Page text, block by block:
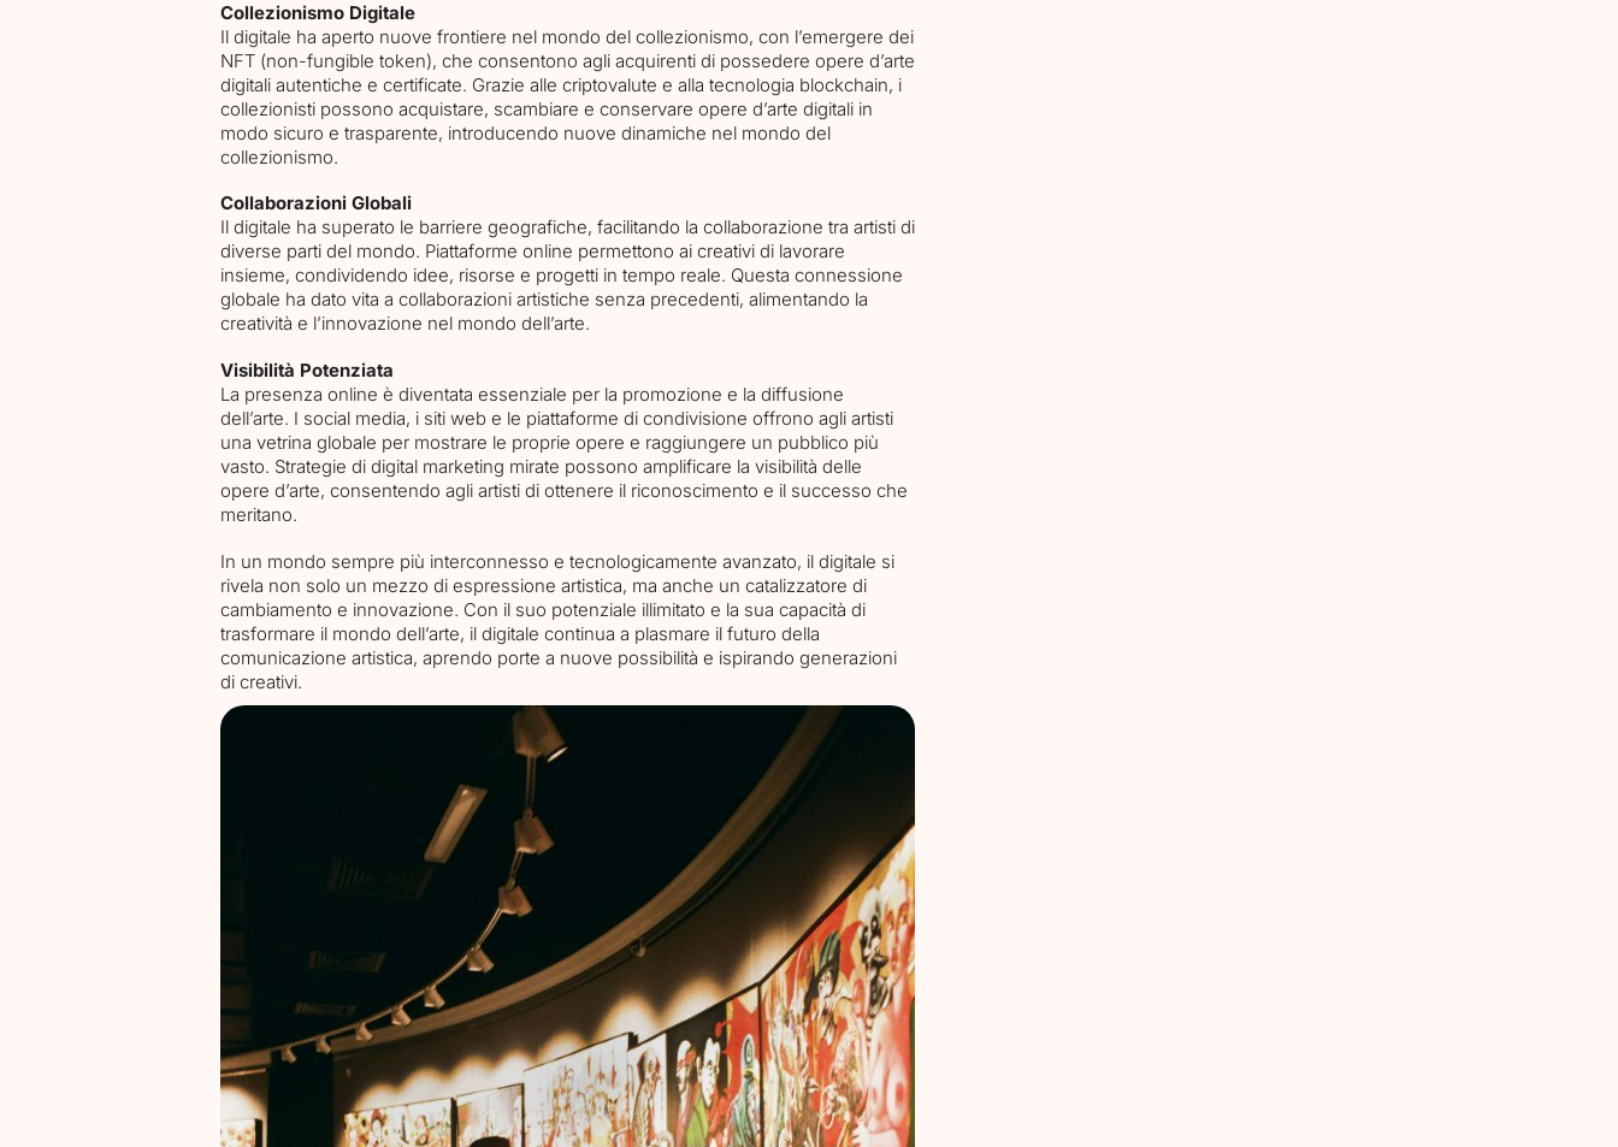
Agency
Services
Contacts
Collezionismo Digitale
Il digitale ha aperto nuove frontiere nel mondo del collezionismo, con l’emergere dei
NFT (non-fungible token), che consentono agli acquirenti di possedere opere d’arte
digitali autentiche e certificate. Grazie alle criptovalute e alla tecnologia blockchain, i
collezionisti possono acquistare, scambiare e conservare opere d’arte digitali in
modo sicuro e trasparente, introducendo nuove dinamiche nel mondo del
collezionismo.
Collaborazioni Globali
Il digitale ha superato le barriere geografiche, facilitando la collaborazione tra artisti di
diverse parti del mondo. Piattaforme online permettono ai creativi di lavorare
insieme, condividendo idee, risorse e progetti in tempo reale. Questa connessione
globale ha dato vita a collaborazioni artistiche senza precedenti, alimentando la
creatività e l’innovazione nel mondo dell’arte.
Visibilità Potenziata
La presenza online è diventata essenziale per la promozione e la diffusione
dell’arte. I social media, i siti web e le piattaforme di condivisione offrono agli artisti
una vetrina globale per mostrare le proprie opere e raggiungere un pubblico più
vasto. Strategie di digital marketing mirate possono amplificare la visibilità delle
opere d’arte, consentendo agli artisti di ottenere il riconoscimento e il successo che
meritano.
In un mondo sempre più interconnesso e tecnologicamente avanzato, il digitale si
rivela non solo un mezzo di espressione artistica, ma anche un catalizzatore di
cambiamento e innovazione. Con il suo potenziale illimitato e la sua capacità di
trasformare il mondo dell’arte, il digitale continua a plasmare il futuro della
comunicazione artistica, aprendo porte a nuove possibilità e ispirando generazioni
di creativi.